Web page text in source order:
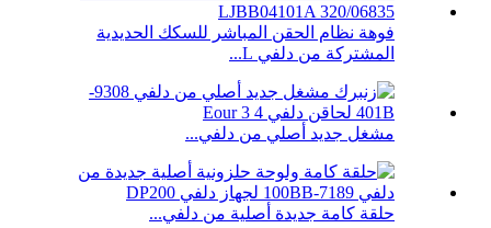
فوهة نظام الحقن المباشر للسكك الحديدية
المشتركة من دلفي L...
مشغل جديد أصلي من دلفي...
حلقة كامة جديدة أصلية من دلفي...